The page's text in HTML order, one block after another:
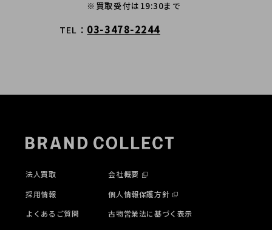
※買取受付は19:30まで
TEL 03-3478-2244
法人買取
採用情報
よくあるご質問
会社概要
個人情報保護方針
古物営業法に基づく表示